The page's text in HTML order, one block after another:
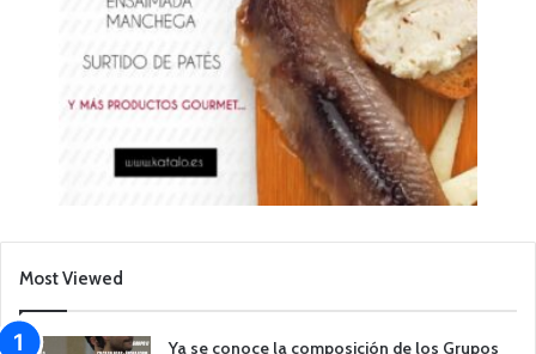
Most Viewed
Ya se conoce la composición de los Grupos